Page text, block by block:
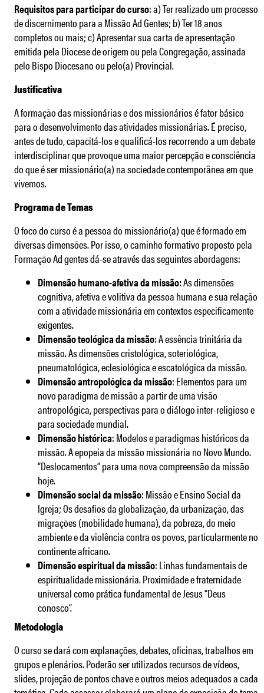
Requisitos para participar do curso: a) Ter realizado um processo
de discernimento para a Missão Ad Gentes; b) Ter 18 anos
completos ou mais; c) Apresentar sua carta de apresentação
emitida pela Diocese de origem ou pela Congregação, assinada
pelo Bispo Diocesano ou pelo(a) Provincial.
Justificativa
A formação das missionárias e dos missionários é fator básico
para o desenvolvimento das atividades missionárias. É preciso,
antes de tudo, capacitá-los e qualificá-los recorrendo a um debate
interdisciplinar que provoque uma maior percepção e consciência
do que é ser missionário(a) na sociedade contemporânea em que
vivemos.
Programa de Temas
O foco do curso é a pessoa do missionário(a) que é formado em
diversas dimensões. Por isso, o caminho formativo proposto pela
Formação Ad gentes dá-se através das seguintes abordagens:
Dimensão humano-afetiva da missão:As dimensões
cognitiva, afetiva e volitiva da pessoa humana e sua relação
com a atividade missionária em contextos especificamente
exigentes.
Dimensão teológica da missão: A essência trinitária da
missão. As dimensões cristológica, soteriológica,
pneumatológica, eclesiológica e escatológica da missão.
Dimensão antropológica da missão: Elementos para um
novo paradigma de missão a partir de uma visão
antropológica, perspectivas para o diálogo inter-religioso e
para sociedade mundial.
Dimensão histórica: Modelos e paradigmas históricos da
missão. A epopeia da missão missionária no Novo Mundo.
“Deslocamentos” para uma nova compreensão da missão
hoje.
Dimensão social da missão: Missão e Ensino Social da
Igreja; Os desafios da globalização, da urbanização, das
migrações (mobilidade humana), da pobreza, do meio
ambiente e da violência contra os povos, particularmente no
continente africano.
Dimensão espiritual da missão: Linhas fundamentais de
espiritualidade missionária. Proximidade e fraternidade
universal como prática fundamental de Jesus “Deus
conosco”.
Metodologia
O curso se dará com explanações, debates, oficinas, trabalhos em
grupos e plenários. Poderão ser utilizados recursos de vídeos,
slides, projeção de pontos chave e outros meios adequados a cada